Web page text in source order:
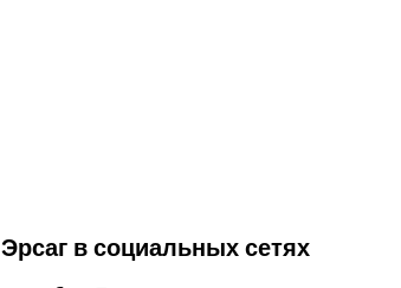
Эрсаг в социальных сетях